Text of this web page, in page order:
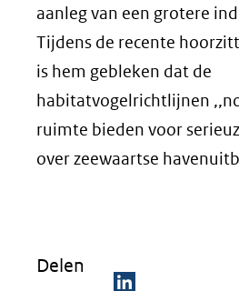
aanleg van een grotere
Tijdens de recente
is hem gebleken dat de
habitatvogelrichtlijnen
ruimte bieden voor
over zeewaartse
Delen